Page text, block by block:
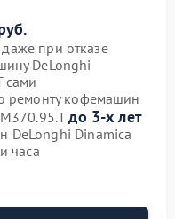
даже при отказе
DeLonghi
сами
ремонту кофемашин
до 3-х лет
DeLonghi Dinamica
часа